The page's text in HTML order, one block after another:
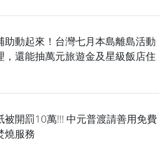
助動起來！台灣七月本島離島活動
，還能抽萬元旅遊金及星級飯店住
被開罰10萬!!! 中元普渡請善用免費
燒服務